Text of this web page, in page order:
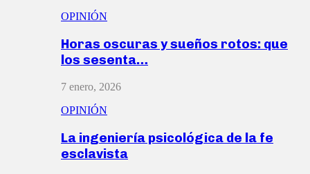
OPINIÓN
Horas oscuras y sueños rotos: que
los sesenta…
7 enero, 2026
OPINIÓN
La ingeniería psicológica de la fe
esclavista